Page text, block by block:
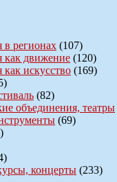
в регионах (107)
как движение (120)
как искусство (169)
(82)
объединения, театры
(69)
концерты (233)